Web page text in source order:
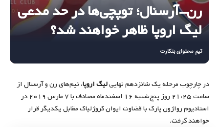
رن-آرسنال؛ توپچی‌ها در حد مدعی
لیگ اروپا ظاهر خواهند شد؟
تیم محتوای بتکارت
در چارچوب مرحله یک شانزدهم نهاییلیگ اروپا، تیم‌های رن و آرسنال از
ساعت ۲۱:۲۵ روز پنج‌شنبه ۱۶ اسفندماه مصادف با ۷ مارس ۲۰۱۹ در
استادیوم رواژون پارک با قضاوت ایوان کروژلیاک مقابل یکدیگر قرار
خواهند گرفت.